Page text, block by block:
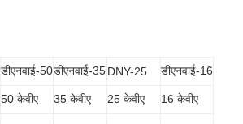
डीएनवाई-50डीएनवाई-35DNY-25
डीएनवाई-16
50 केवीए 35 केवीए 25 केवीए
16 केवीए